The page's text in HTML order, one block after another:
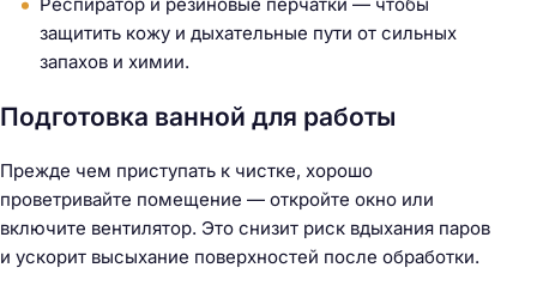
защитить кожу и дыхательные пути от сильных
запахов и химии.
Подготовка ванной для работы
Прежде чем приступать к чистке, хорошо
проветривайте помещение — откройте окно или
включите вентилятор. Это снизит риск вдыхания паров
и ускорит высыхание поверхностей после обработки.